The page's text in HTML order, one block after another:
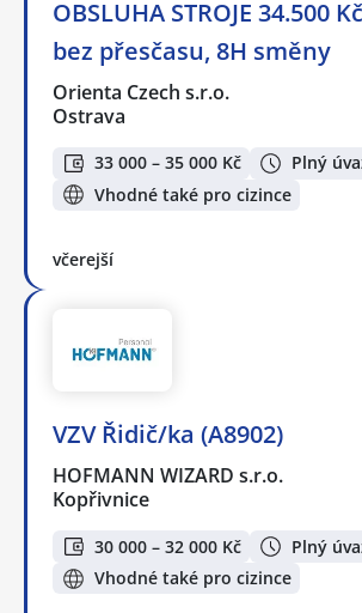
OBSLUHA STROJE 34.500
bez přesčasu, 8H směny
Orienta Czech s.r.o.
Ostrava
33 000 – 35 000 Kč
Plný
Vhodné také pro cizince
včerejší
VZV Řidič/ka (A8902)
HOFMANN WIZARD s.r.o.
Kopřivnice
30 000 – 32 000 Kč
Plný
Vhodné také pro cizince